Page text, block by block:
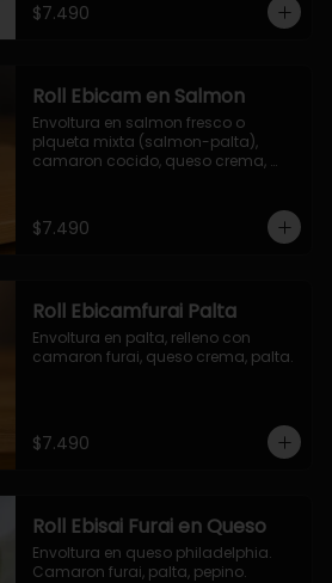
$7.490
Roll Ebicam en Salmon
Envoltura en salmon fresco o
plqueta mixta (salmon-palta),
camaron cocido, queso crema,
$7.490
Roll Ebicamfurai Palta
Envoltura en palta, relleno con
camaron furai, queso crema, palta.
$7.490
Roll Ebisai Furai en Queso
Envoltura en queso philadelphia.
Camaron furai, palta, pepino.